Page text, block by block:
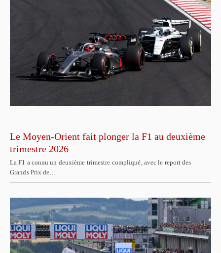
Le Moyen-Orient fait plonger la F1 au deuxième
trimestre 2026
La F1 a connu un deuxième trimestre compliqué, avec le report des
Grands Prix de…